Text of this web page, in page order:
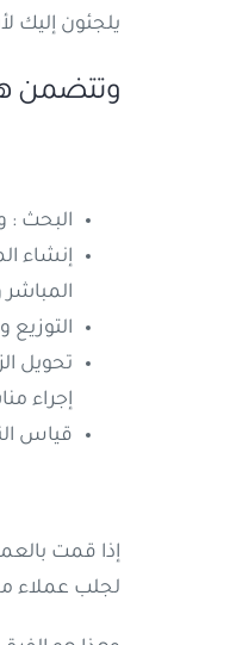
يلجئون إليك
وتتضمن
البحث :
إنشاء
تحويل
إجراء
قياس
إذا قمت
لجلب عملاء